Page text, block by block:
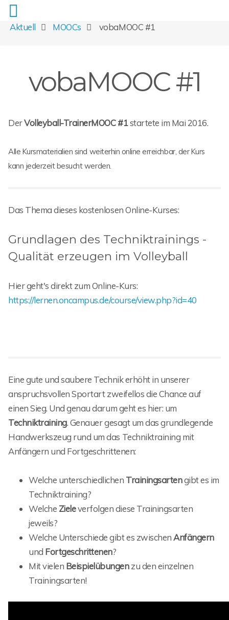
Aktuell MOOCs vobaMOOC #1
vobaMOOC #1
DerVolleyball-TrainerMOOC #1startete im Mai 2016.
Alle Kursmaterialien sind weiterhin online erreichbar, der Kurs
kann jederzeit besucht werden.
Das Thema dieses kostenlosen Online-Kurses:
Grundlagen des Techniktrainings -
Qualität erzeugen im Volleyball
Hier geht's direkt zum Online-Kurs:
https://lernen.oncampus.de/course/view.php?id=40
Eine gute und saubere Technik erhöht in unserer
anspruchsvollen Sportart zweifellos die Chance auf
einen Sieg. Und genau darum geht es hier: um
Techniktraining. Genauer gesagt um das grundlegende
Handwerkszeug rund um das Techniktraining mit
Anfängern und Fortgeschrittenen:
Welche unterschiedlichen Trainingsartengibt es im
Techniktraining?
Welche Zieleverfolgen diese Trainingsarten
jeweils?
Welche Unterschiede gibt es zwischenAnfängern
und Fortgeschrittenen?
Mit vielen Beispielübungenzu den einzelnen
Trainingsarten!